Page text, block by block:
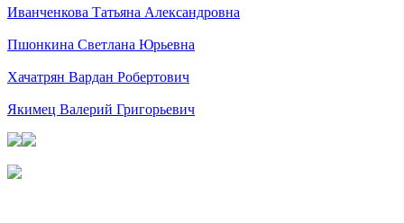
Иванченкова Татьяна Александровна
Пшонкина Светлана Юрьевна
Хачатрян Вардан Робертович
Якимец Валерий Григорьевич